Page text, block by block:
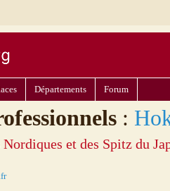
Départements Forum
:
et des Spitz du